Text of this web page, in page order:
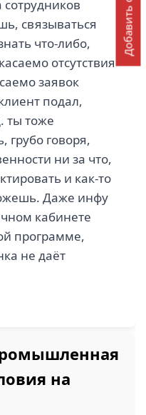
связываться
что-либо,
отсутствия
заявок
подал,
ты тоже
говоря,
ни за что,
и как-то
Даже инфу
кабинете
программе,
не даёт
на